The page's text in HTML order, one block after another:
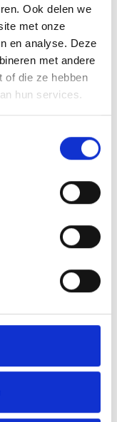
Ook delen we
met onze
en analyse. Deze
met andere
of die ze hebben
hun services.